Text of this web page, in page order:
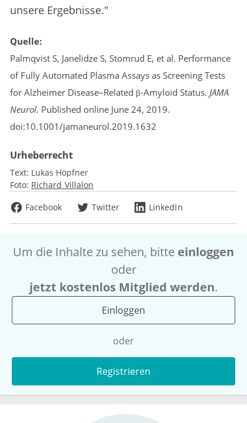
unsere Ergebnisse."
Quelle:
Palmqvist S, Janelidze S, Stomrud E, et al. Performance
of Fully Automated Plasma Assays as Screening Tests
for Alzheimer Disease–Related β-Amyloid Status. JAMA
Neurol. Published online June 24, 2019.
doi:10.1001/jamaneurol.2019.1632
Urheberrecht
Text: Lukas Höpfner
Foto: Richard Villalon
Facebook
Twitter LinkedIn
Um die Inhalte zu sehen, bitte einloggen
oder
jetzt kostenlos Mitglied werden.
Einloggen
oder
Registrieren